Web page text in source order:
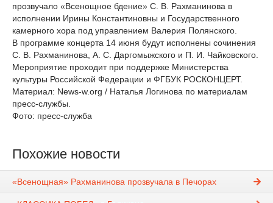
прозвучало «Всенощное бдение» С. В. Рахманинова в
исполнении Ирины Константиновны и Государственного
камерного хора под управлением Валерия Полянского.
В программе концерта 14 июня будут исполнены сочинения
С. В. Рахманинова, А. С. Даргомыжского и П. И. Чайковского.
Мероприятие проходит при поддержке Министерства
культуры Российской Федерации и ФГБУК РОСКОНЦЕРТ.
Материал: News-w.org / Наталья Логинова по материалам
пресс-службы.
Фото: пресс-служба
Похожие новости
«Всенощная» Рахманинова прозвучала в Печорах